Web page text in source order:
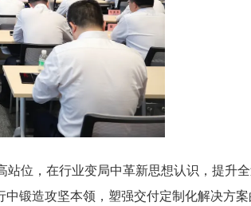
位，在行业变局中革新思想认识，提升
锻造攻坚本领，塑强交付定制化解决方